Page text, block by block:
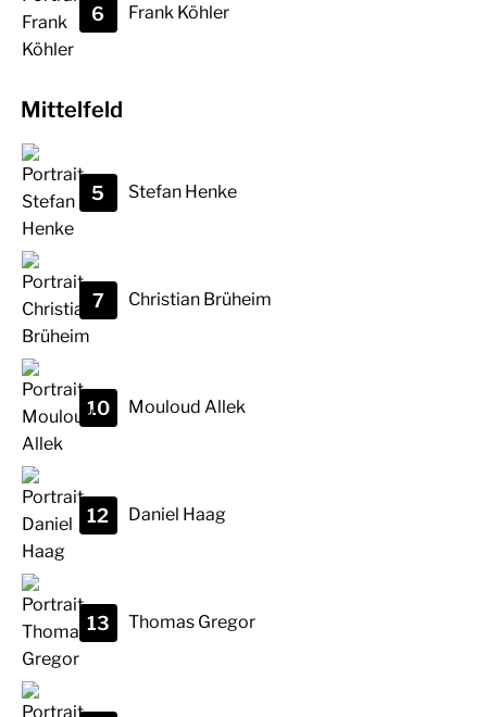
Frank Köhler
6
Mittelfeld
Stefan Henke
5
Christian Brüheim
7
Mouloud Allek
10
Daniel Haag
12
Thomas Gregor
13